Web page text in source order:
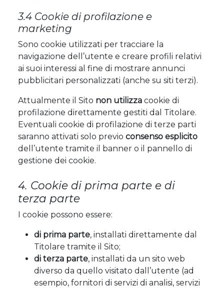
3.4 Cookie di profilazione e
marketing
Sono cookie utilizzati per tracciare la
navigazione dell’utente e creare profili relativi
ai suoi interessi al fine di mostrare annunci
pubblicitari personalizzati (anche su siti terzi).
Attualmente il Sito non utilizza cookie di
profilazione direttamente gestiti dal Titolare.
Eventuali cookie di profilazione di terze parti
saranno attivati solo previo consenso esplicito
dell’utente tramite il banner o il pannello di
gestione dei cookie.
4. Cookie di prima parte e di
terza parte
I cookie possono essere:
di prima parte, installati direttamente dal
Titolare tramite il Sito;
di terza parte, installati da un sito web
diverso da quello visitato dall’utente (ad
esempio, fornitori di servizi di analisi, servizi